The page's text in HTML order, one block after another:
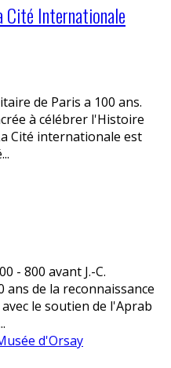
Cité Internationale
de Paris a 100 ans.
à célébrer l'Histoire
Cité internationale est
- 800 avant J.-C.
ans de la reconnaissance
le soutien de l'Aprab